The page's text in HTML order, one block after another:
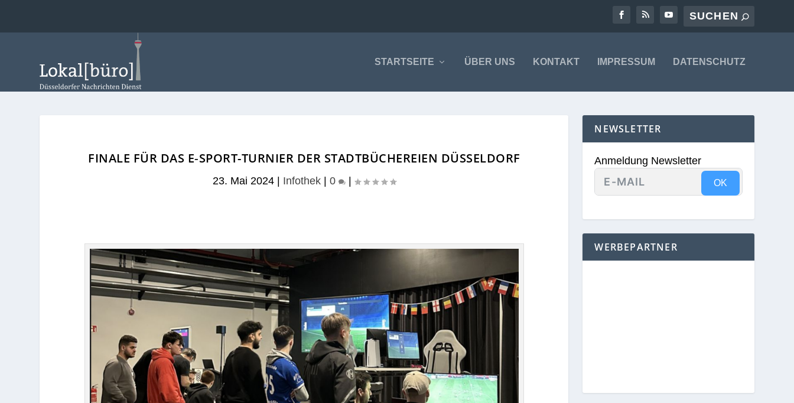
STARTSEITE ÜBER UNS KONTAKT IMPRESSUM DATENSCHUTZ
FINALE FÜR DAS E‑SPORT-TURNIER DER STADTBÜCHEREIEN DÜSSELDORF
23. Mai 2024| Infothek| 0 |
NEWSLETTER
Anmeldung Newsletter
OK
WERBEPARTNER